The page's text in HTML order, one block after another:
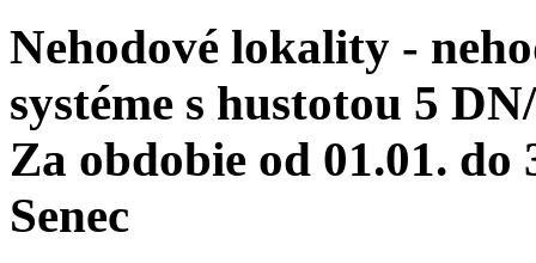
Nehodové lokality -
systéme s hustotou 5
Za obdobie od 01.01. do
Senec